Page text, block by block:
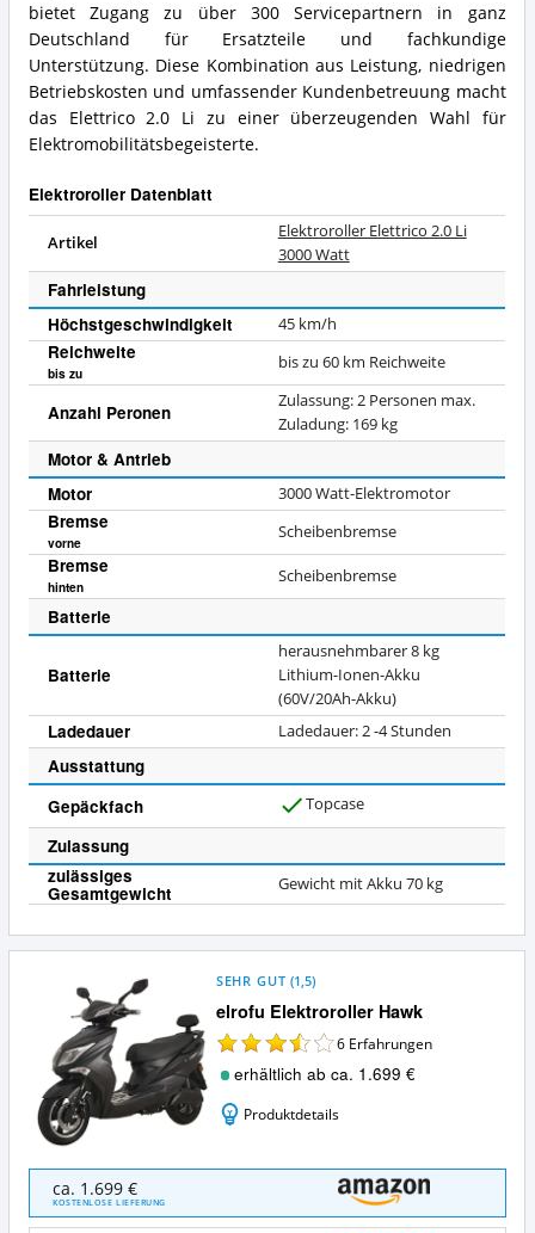
bietet Zugang zu über 300 Servicepartnern in ganz
Deutschland für Ersatzteile und fachkundige
Unterstützung. Diese Kombination aus Leistung, niedrigen
Betriebskosten und umfassender Kundenbetreuung macht
das Elettrico 2.0 Li zu einer überzeugenden Wahl für
Elektromobilitätsbegeisterte.
Elektroroller Datenblatt
Artikel
Elektroroller Elettrico 2.0 Li
3000 Watt
Fahrleistung
Höchstgeschwindigkeit
45 km/h
Reichweite
bis zu
bis zu 60 km Reichweite
Anzahl Peronen
Zulassung: 2 Personen max.
Zuladung: 169 kg
Motor & Antrieb
Motor
3000 Watt-Elektromotor
Bremse
vorne
Scheibenbremse
Bremse
hinten
Scheibenbremse
Batterie
Batterie
herausnehmbarer 8 kg
Lithium-Ionen-Akku
(60V/20Ah-Akku)
Ladedauer Ladedauer: 2 -4 Stunden
Ausstattung
Gepäckfach
Topcase
Zulassung
zulässiges
Gesamtgewicht Gewicht mit Akku 70 kg
elrofu Elektroroller Hawk
SEHR GUT (1,5)
6 Erfahrungen
erhältlich ab ca. 1.699 €
Produktdetails
elrofu
Elektroroller
Hawk
ca. 1.699 €
KOSTENLOSE LIEFERUNG